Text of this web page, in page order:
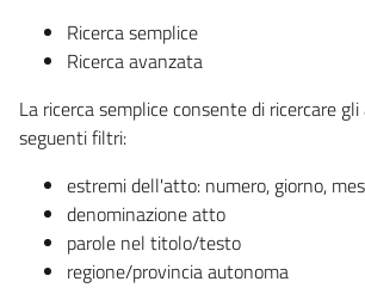
Ricerca semplice
Ricerca avanzata
La ricerca semplice consente di ricercare
seguenti filtri:
estremi dell'atto: numero, giorno,
denominazione atto
parole nel titolo/testo
regione/provincia autonoma